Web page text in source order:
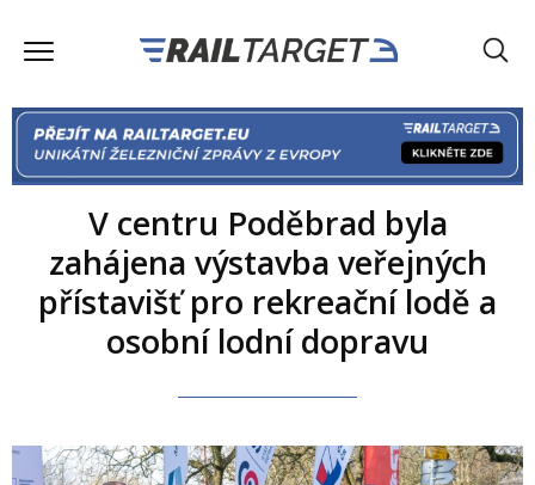
V centru Poděbrad byla
zahájena výstavba veřejných
přístavišť pro rekreační lodě a
osobní lodní dopravu